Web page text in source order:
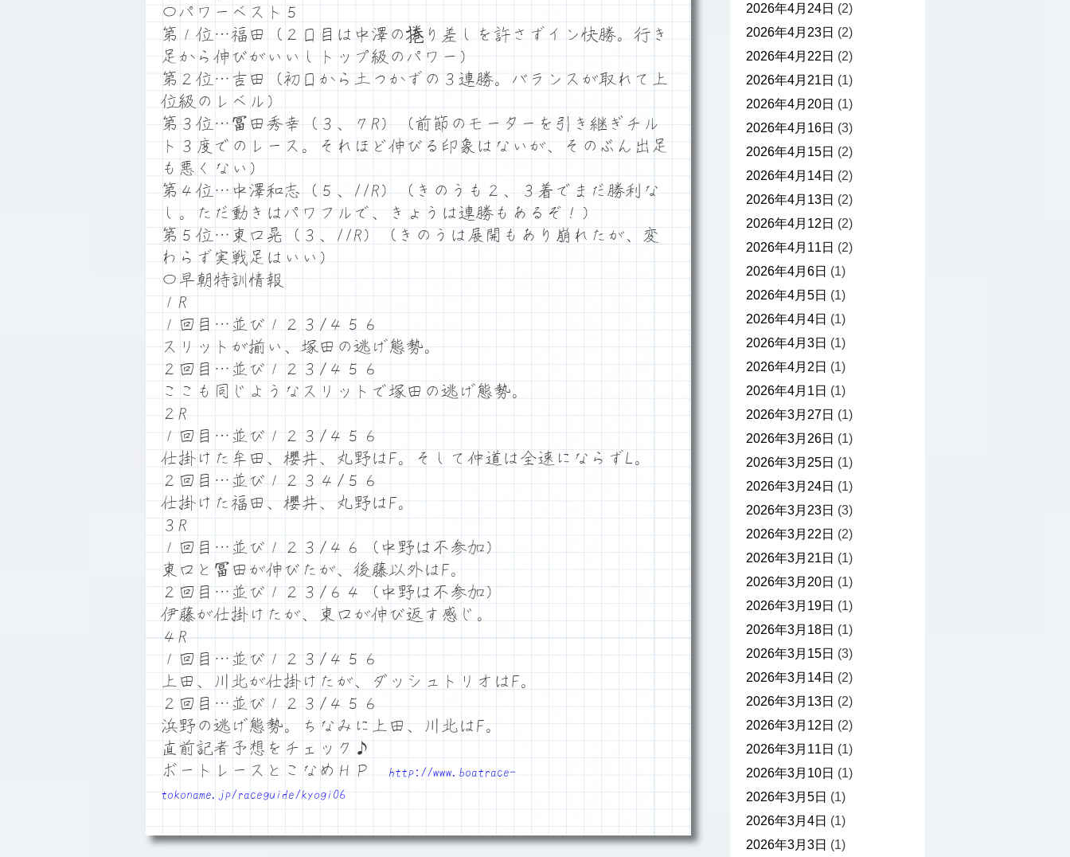
〇パワーベスト５
第１位…福田（２日目は中澤の捲り差しを許さずイン快勝。行き
足から伸びがいいしトップ級のパワー）
第２位…吉田（初日から土つかずの３連勝。バランスが取れて上
位級のレベル）
第３位…冨田秀幸（３、７R）（前節のモーターを引き継ぎチル
ト３度でのレース。それほど伸びる印象はないが、そのぶん出足
も悪くない）
第４位…中澤和志（５、11R）（きのうも２、３着でまだ勝利な
し。ただ動きはパワフルで、きょうは連勝もあるぞ！）
第５位…東口晃（３、11R）（きのうは展開もあり崩れたが、変
わらず実戦足はいい）
〇早朝特訓情報
１R
１回目…並び１２３/４５６
スリットが揃い、塚田の逃げ態勢。
２回目…並び１２３/４５６
ここも同じようなスリットで塚田の逃げ態勢。
２R
１回目…並び１２３/４５６
仕掛けた牟田、櫻井、丸野はF。そして仲道は全速にならずL。
２回目…並び１２３４/５６
仕掛けた福田、櫻井、丸野はF。
３R
１回目…並び１２３/４６（中野は不参加）
東口と冨田が伸びたが、後藤以外はF。
２回目…並び１２３/６４（中野は不参加）
伊藤が仕掛けたが、東口が伸び返す感じ。
４R
１回目…並び１２３/４５６
上田、川北が仕掛けたが、ダッシュトリオはF。
２回目…並び１２３/４５６
浜野の逃げ態勢。ちなみに上田、川北はF。
直前記者予想をチェック♪
ボートレースとこなめＨＰ
http://www.boatrace-
tokoname.jp/raceguide/kyogi06
2026年4月24日 (2)
2026年4月23日 (2)
2026年4月22日 (2)
2026年4月21日 (1)
2026年4月20日 (1)
2026年4月16日 (3)
2026年4月15日 (2)
2026年4月14日 (2)
2026年4月13日 (2)
2026年4月12日 (2)
2026年4月11日 (2)
2026年4月6日 (1)
2026年4月5日 (1)
2026年4月4日 (1)
2026年4月3日 (1)
2026年4月2日 (1)
2026年4月1日 (1)
2026年3月27日 (1)
2026年3月26日 (1)
2026年3月25日 (1)
2026年3月24日 (1)
2026年3月23日 (3)
2026年3月22日 (2)
2026年3月21日 (1)
2026年3月20日 (1)
2026年3月19日 (1)
2026年3月18日 (1)
2026年3月15日 (3)
2026年3月14日 (2)
2026年3月13日 (2)
2026年3月12日 (2)
2026年3月11日 (1)
2026年3月10日 (1)
2026年3月5日 (1)
2026年3月4日 (1)
2026年3月3日 (1)